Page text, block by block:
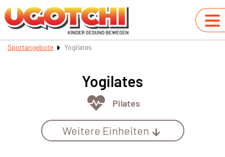
Sportangebote Yogilates
Yogilates
Pilates
Weitere Einheiten